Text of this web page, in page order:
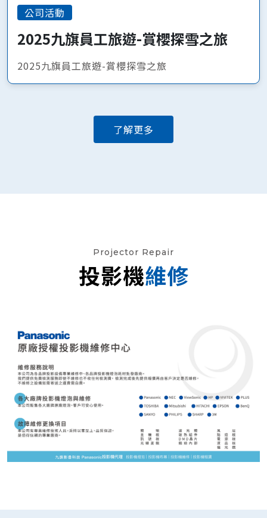
公司活動
2025九旗員工旅遊-賞櫻探雪之旅
2025九旗員工旅遊-賞櫻探雪之旅
了解更多
Projector Repair
投影機維修